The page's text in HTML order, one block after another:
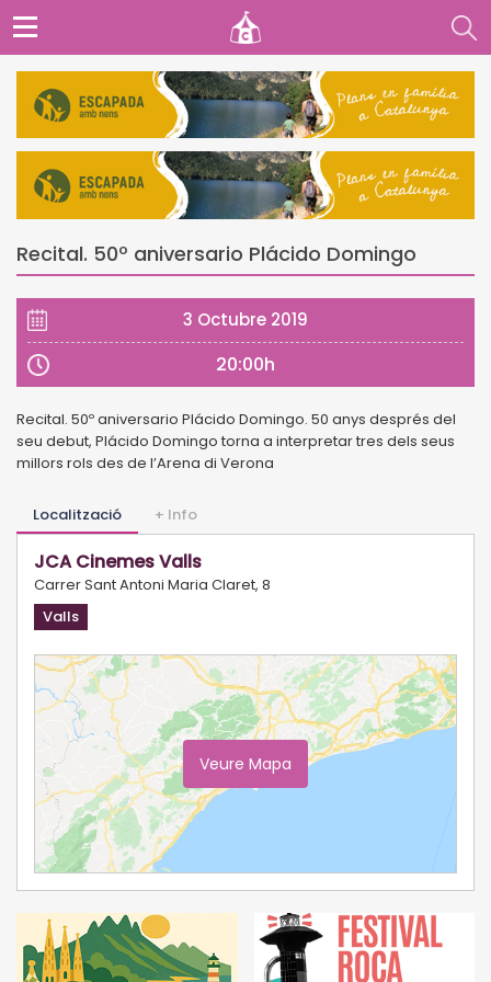
Recital. 50º aniversario Plácido Domingo
3 Octubre 2019
20:00h
Recital. 50º aniversario Plácido Domingo. 50 anys després del
seu debut, Plácido Domingo torna a interpretar tres dels seus
millors rols des de l’Arena di Verona
Localització + Info
JCA Cinemes Valls
Carrer Sant Antoni Maria Claret, 8
Valls
Veure Mapa